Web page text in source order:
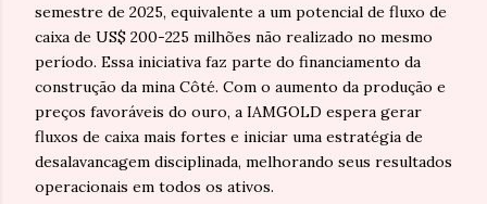
semestre de 2025, equivalente a um potencial de fluxo de
caixa de US$ 200-225 milhões não realizado no mesmo
período. Essa iniciativa faz parte do financiamento da
construção da mina Côté. Com o aumento da produção e
preços favoráveis do ouro, a IAMGOLD espera gerar
fluxos de caixa mais fortes e iniciar uma estratégia de
desalavancagem disciplinada, melhorando seus resultados
operacionais em todos os ativos.